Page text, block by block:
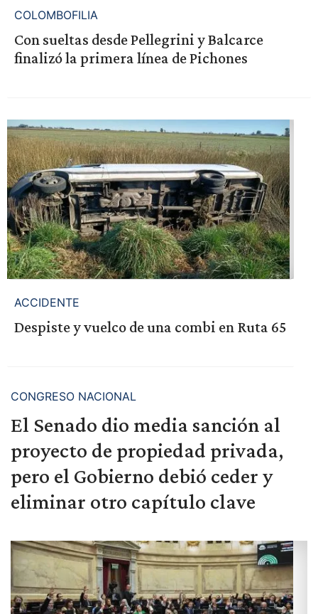
COLOMBOFILIA
Con sueltas desde Pellegrini y Balcarce
finalizó la primera línea de Pichones
ACCIDENTE
Despiste y vuelco de una combi en Ruta 65
CONGRESO NACIONAL
El Senado dio media sanción al
proyecto de propiedad privada,
pero el Gobierno debió ceder y
eliminar otro capítulo clave